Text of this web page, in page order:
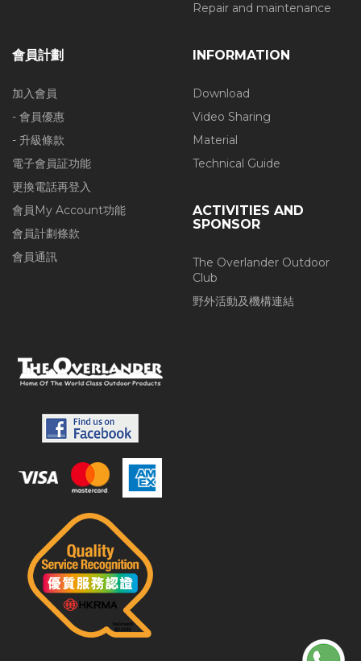
Repair and maintenance
會員計劃
加入會員
- 會員優惠
- 升級條款
電子會員証功能
更換電話再登入
會員My Account功能
會員計劃條款
會員通訊
INFORMATION
Download
Video Sharing
Material
Technical Guide
ACTIVITIES AND
SPONSOR
The Overlander Outdoor
Club
野外活動及機構連結